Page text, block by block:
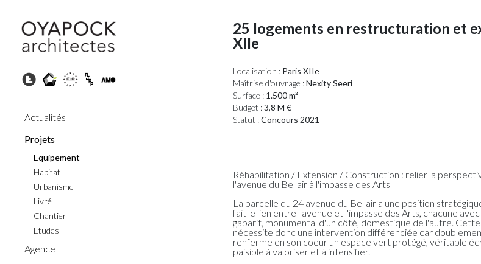
Actualités
Projets
Equipement
Habitat
Urbanisme
Livré
Chantier
Etudes
Agence
25 logements en restructuration et
XIIe
Localisation : Paris XIIe
Maîtrise d'ouvrage :Nexity Seeri
Surface : 1.500 m²
Budget :3,8 M €
Statut :Concours 2021
Réhabilitation / Extension / Construction : relier la
l'avenue du Bel air à l'impasse des Arts
La parcelle du 24 avenue du Bel air a une position
fait le lien entre l'avenue et l'impasse des Arts, chacune
gabarit, monumental d'un côté, domestique de l'autre.
nécessite donc une intervention différenciée car
renferme en son coeur un espace vert protégé, véritable
paisible à valoriser et à intensifier.